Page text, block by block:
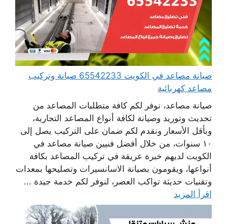
صيانة مصاعد في الكويت 65542233 صيانة وتركيب
مصاعد كهربائية
صيانة مصاعد، نوفر لكم كافة متطلبات المصاعد من
تحديث وتوريد وصيانة لكافة أنواع المصاعد التجارية،
وبأقل الأسعار ونقدم لكم ضمان على التركيب يصل إلى
١٠ سنوات، من خلال أفضل فنيين صيانة مصاعد في
الكويت لديهم خبرة عريقة في تركيب المصاعد بكافة
أنواعها، ويقومون بصيانة الاسانسيرات وتصليحها بمعدات
وتقنيات حديثة تواكب العصر، لنوفر لكم خدمة جيدة ...
اقرأ المزيد